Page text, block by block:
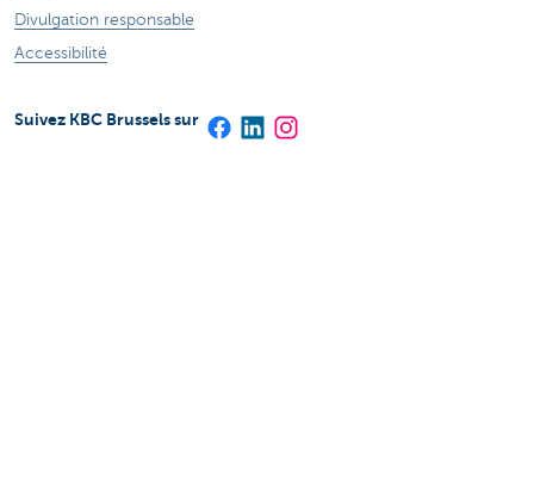
Divulgation responsable
Accessibilité
Suivez KBC Brussels sur